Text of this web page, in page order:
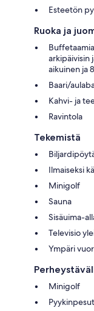
Esteetön
Ruoka ja
arkipäivisin
aikuinen ja
Baari/
Kahvi- ja
Ravintola
Tekemistä
Ilmaiseksi
Minigolf
Sauna
Sisäuima-
Televisio
Ympäri
Minigolf